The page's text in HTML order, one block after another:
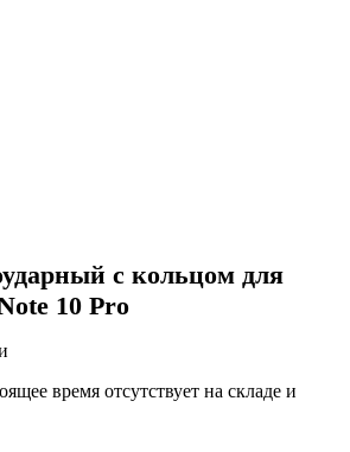
с кольцом для
10 Pro
время отсутствует на складе и